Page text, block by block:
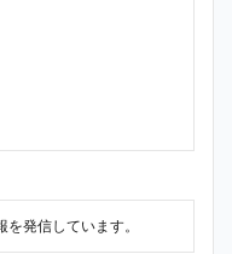
発信しています。